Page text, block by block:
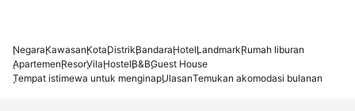
NegaraKawasanKotaDistrikBandaraHotelLandmarkRumah liburan
ApartemenResorVilaHostelB&BGuest House
Tempat istimewa untuk menginapUlasanTemukan akomodasi bulanan